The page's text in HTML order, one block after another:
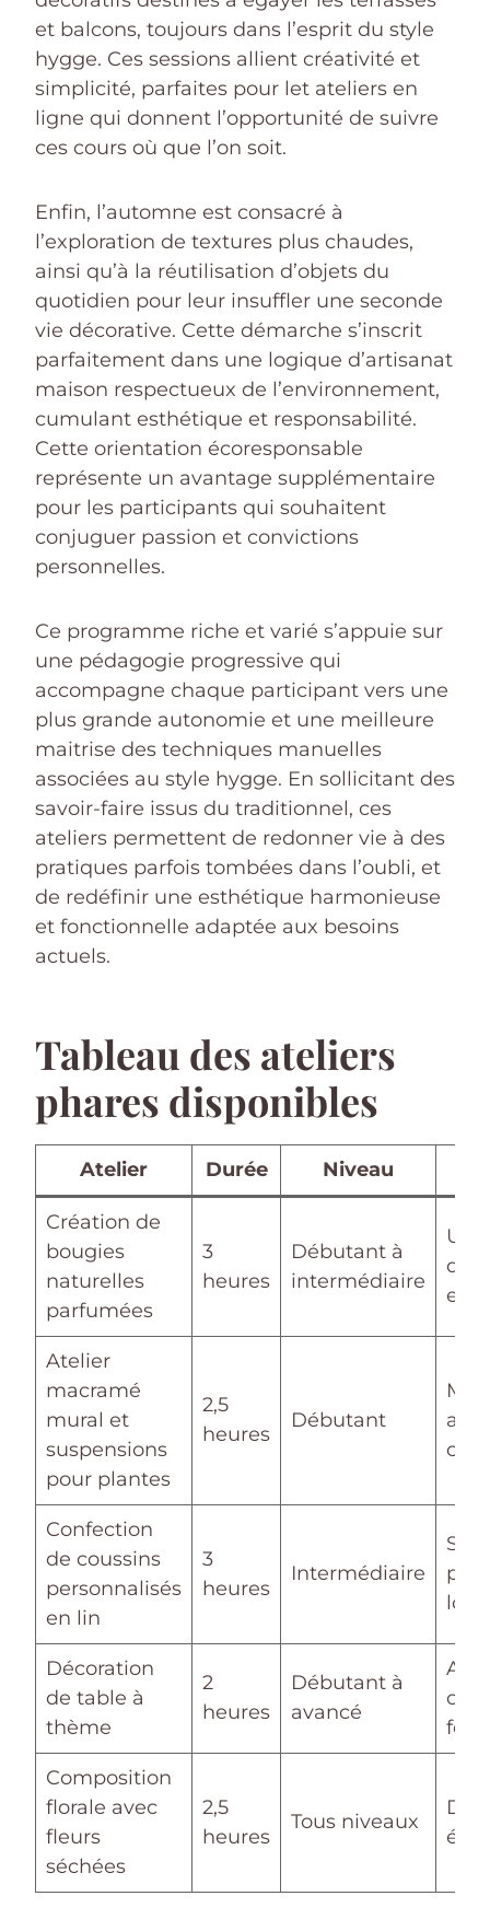
et balcons, toujours dans l’esprit du style
hygge. Ces sessions allient créativité et
simplicité, parfaites pour let ateliers en
ligne qui donnent l’opportunité de suivre
ces cours où que l’on soit.
Enfin, l’automne est consacré à
l’exploration de textures plus chaudes,
ainsi qu’à la réutilisation d’objets du
quotidien pour leur insuffler une seconde
vie décorative. Cette démarche s’inscrit
parfaitement dans une logique d’artisanat
maison respectueux de l’environnement,
cumulant esthétique et responsabilité.
Cette orientation écoresponsable
représente un avantage supplémentaire
pour les participants qui souhaitent
conjuguer passion et convictions
personnelles.
Ce programme riche et varié s’appuie sur
une pédagogie progressive qui
accompagne chaque participant vers une
plus grande autonomie et une meilleure
maitrise des techniques manuelles
associées au style hygge. En sollicitant des
savoir-faire issus du traditionnel, ces
ateliers permettent de redonner vie à des
pratiques parfois tombées dans l’oubli, et
de redéfinir une esthétique harmonieuse
et fonctionnelle adaptée aux besoins
actuels.
Tableau des ateliers
phares disponibles
Atelier Durée Niveau
Création de
bougies
naturelles
parfumées
3
heures
Débutant à
intermédiaire
Atelier
macramé
mural et
suspensions
pour plantes
2,5
heures
Débutant
Confection
de coussins
personnalisés
en lin
3
heures
Intermédiaire
Décoration
de table à
thème
2
heures
Débutant à
avancé
Composition
florale avec
fleurs
séchées
2,5
heures
Tous niveaux